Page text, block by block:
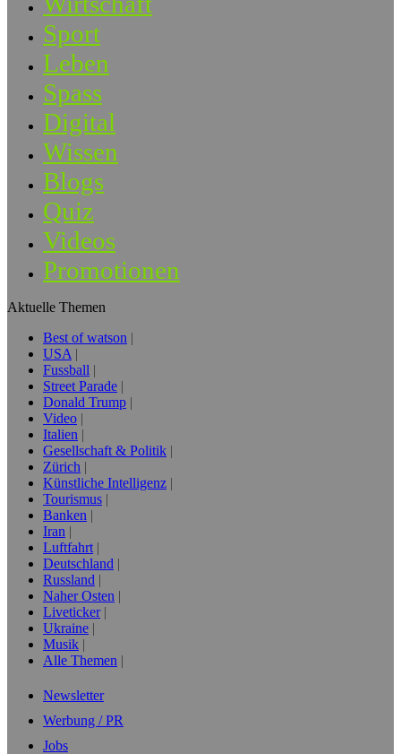
Sport
Leben
Spass
Digital
Wissen
Blogs
Quiz
Videos
Promotionen
Aktuelle Themen
Best of watson
USA
Fussball
Street Parade
Donald Trump
Video
Italien
Gesellschaft & Politik
Zürich
Künstliche Intelligenz
Tourismus
Banken
Iran
Luftfahrt
Deutschland
Russland
Naher Osten
Liveticker
Ukraine
Musik
Alle Themen
Newsletter
Werbung / PR
Jobs